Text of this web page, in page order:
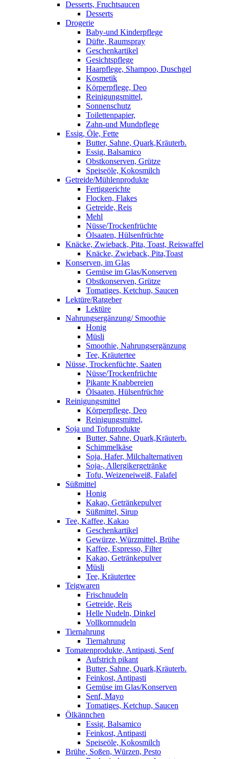
Desserts, Fruchtsaucen
Desserts
Drogerie
Baby-und Kinderpflege
Düfte, Raumspray
Geschenkartikel
Gesichtspflege
Haarpflege, Shampoo, Duschgel
Kosmetik
Körperpflege, Deo
Reinigungsmittel,
Sonnenschutz
Toilettenpapier,
Zahn-und Mundpflege
Essig, Öle, Fette
Butter, Sahne, Quark,Kräuterb.
Essig, Balsamico
Obstkonserven, Grütze
Speiseöle, Kokosmilch
Getreide/Mühlenprodukte
Fertiggerichte
Flocken, Flakes
Getreide, Reis
Mehl
Nüsse/Trockenfrüchte
Ölsaaten, Hülsenfrüchte
Knäcke, Zwieback, Pita, Toast, Reiswaffel
Knäcke, Zwieback, Pita,Toast
Konserven, im Glas
Gemüse im Glas/Konserven
Obstkonserven, Grütze
Tomatiges, Ketchup, Saucen
Lektüre/Ratgeber
Lektüre
Nahrungsergänzung/ Smoothie
Honig
Müsli
Smoothie, Nahrungsergänzung
Tee, Kräutertee
Nüsse, Trockenfüchte, Saaten
Nüsse/Trockenfrüchte
Pikante Knabbereien
Ölsaaten, Hülsenfrüchte
Reinigungsmittel
Körperpflege, Deo
Reinigungsmittel,
Soja und Tofuprodukte
Butter, Sahne, Quark,Kräuterb.
Schimmelkäse
Soja, Hafer, Milchalternativen
Soja-, Allergikergetränke
Tofu, Weizeneiweiß, Falafel
Süßmittel
Honig
Kakao, Getränkepulver
Süßmittel, Sirup
Tee, Kaffee, Kakao
Geschenkartikel
Gewürze, Würzmittel, Brühe
Kaffee, Espresso, Filter
Kakao, Getränkepulver
Müsli
Tee, Kräutertee
Teigwaren
Frischnudeln
Getreide, Reis
Helle Nudeln, Dinkel
Vollkornnudeln
Tiernahrung
Tiernahrung
Tomatenprodukte, Antipasti, Senf
Aufstrich pikant
Butter, Sahne, Quark,Kräuterb.
Feinkost, Antipasti
Gemüse im Glas/Konserven
Senf, Mayo
Tomatiges, Ketchup, Saucen
Ölkännchen
Essig, Balsamico
Feinkost, Antipasti
Speiseöle, Kokosmilch
Brühe, Soßen, Würzen, Pesto